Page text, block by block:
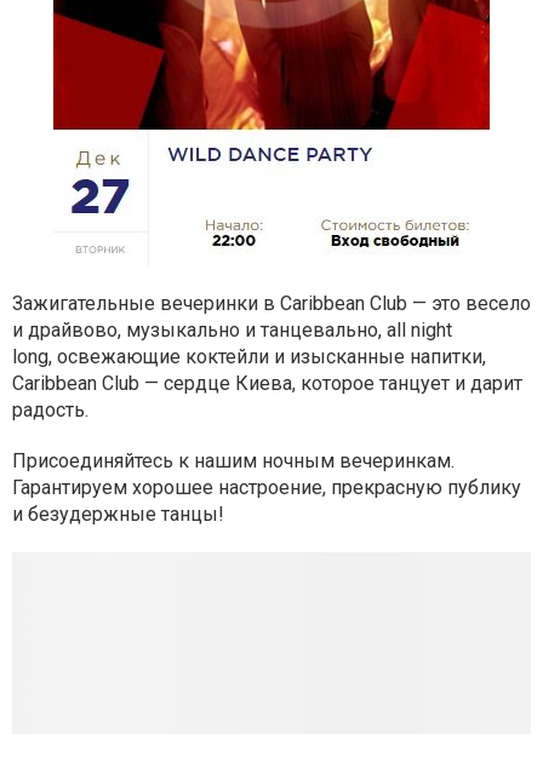
Зажигательные вечеринки в Caribbean Club — это весело
и драйвово, музыкально и танцевально, all night
long, освежающие коктейли и изысканные напитки,
Caribbean Club — сердце Киева, которое танцует и дарит
радость.
Присоединяйтесь к нашим ночным вечеринкам.
Гарантируем хорошее настроение, прекрасную публику
и безудержные танцы!